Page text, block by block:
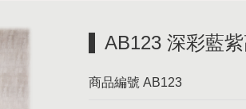
AB123 深彩藍
商品編號 AB123